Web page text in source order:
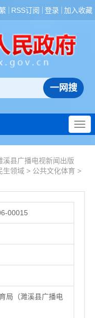
RSS订阅 登录 加入收藏
溪县广播电视新闻出版
生领域 > 公共文化体育 >
00015
局（濉溪县广播电